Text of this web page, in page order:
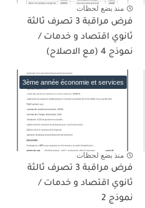
منذ بضع لحظات
فرض مراقبة 3 تصرف ثالثة
ثانوي اقتصاد و خدمات /
نموذج 4 (مع الاصلاح)
3ème année économie et services
منذ بضع لحظات
فرض مراقبة 3 تصرف ثالثة
ثانوي اقتصاد و خدمات /
نموذج 2